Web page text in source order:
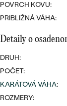
POVRCH KOVU:
PRIBLIŽNÁ VÁHA:
Detaily o
DRUH:
POČET:
KARÁTOVÁ VÁHA:
ROZMERY: